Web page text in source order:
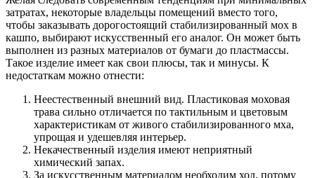
затратах, некоторые владельцы помещений вместо того,
чтобы заказывать дорогостоящий стабилизированный мох в
кашпо, выбирают искусственный его аналог. Он может быть
выполнен из разных материалов от бумаги до пластмассы.
Такое изделие имеет как свои плюсы, так и минусы. К
недостаткам можно отнести:
Неестественный внешний вид. Пластиковая моховая
трава сильно отличается по тактильным и цветовым
характеристикам от живого стабилизированного мха,
упрощая и удешевляя интерьер.
Некачественный изделия имеют неприятный
химический запах.
За искусственным материалом необходим ход, потому